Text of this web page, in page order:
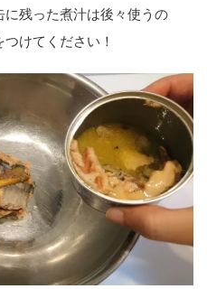
残った煮汁は後々使うの
けてください！